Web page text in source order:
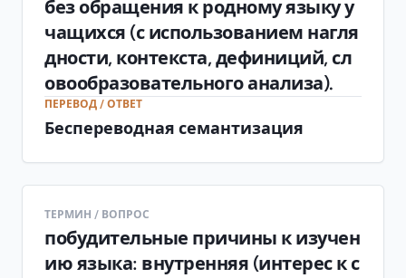
без обращения к родному языку у
чащихся (с использованием нагля
дности, контекста, дефиниций, сл
овообразовательного анализа).
ПЕРЕВОД / ОТВЕТ
Беспереводная семантизация
ТЕРМИН / ВОПРОС
побудительные причины к изучен
ию языка: внутренняя (интерес к с